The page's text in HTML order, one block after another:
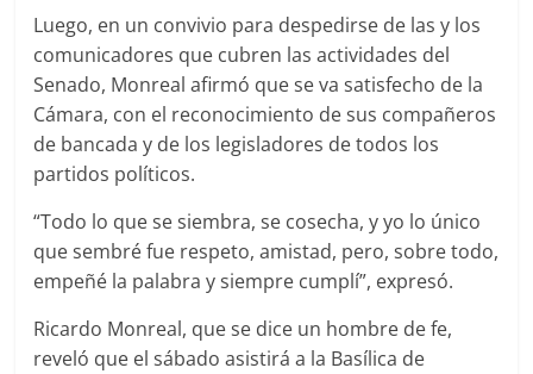
Luego, en un convivio para despedirse de las y los
comunicadores que cubren las actividades del
Senado, Monreal afirmó que se va satisfecho de la
Cámara, con el reconocimiento de sus compañeros
de bancada y de los legisladores de todos los
partidos políticos.
“Todo lo que se siembra, se cosecha, y yo lo único
que sembré fue respeto, amistad, pero, sobre todo,
empeñé la palabra y siempre cumplí”, expresó.
Ricardo Monreal, que se dice un hombre de fe,
reveló que el sábado asistirá a la Basílica de